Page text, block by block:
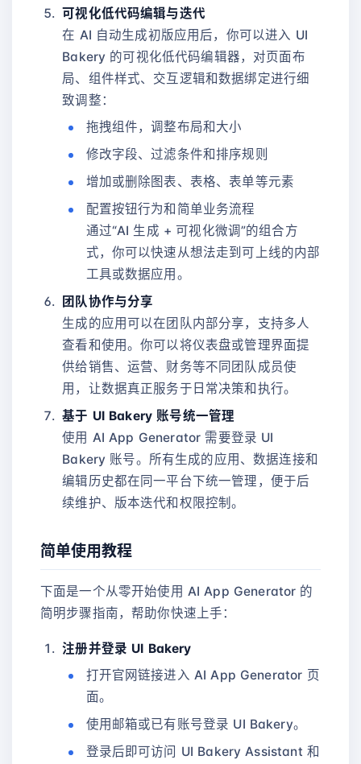
可视化低代码编辑与迭代
在 AI 自动生成初版应用后，你可以进入 UI
Bakery 的可视化低代码编辑器，对页面布
局、组件样式、交互逻辑和数据绑定进行细
致调整：
拖拽组件，调整布局和大小
修改字段、过滤条件和排序规则
增加或删除图表、表格、表单等元素
配置按钮行为和简单业务流程
通过“AI 生成 + 可视化微调”的组合方
式，你可以快速从想法走到可上线的内部
工具或数据应用。
团队协作与分享
生成的应用可以在团队内部分享，支持多人
查看和使用。你可以将仪表盘或管理界面提
供给销售、运营、财务等不同团队成员使
用，让数据真正服务于日常决策和执行。
基于 UI Bakery 账号统一管理
使用 AI App Generator 需要登录 UI
Bakery 账号。所有生成的应用、数据连接和
编辑历史都在同一平台下统一管理，便于后
续维护、版本迭代和权限控制。
简单使用教程
下面是一个从零开始使用 AI App Generator 的
简明步骤指南，帮助你快速上手：
注册并登录 UI Bakery
打开官网链接进入 AI App Generator 页
面。
使用邮箱或已有账号登录 UI Bakery。
登录后即可访问 UI Bakery Assistant 和